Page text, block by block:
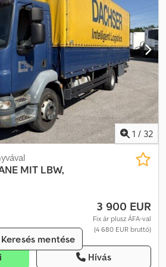
bolgárul. Minden adat tájékoztató
tartozékokat is beleértve, garancia
1 / 32
MIT LBW,
3 900 EUR
Fix ár plusz ÁFA-val
(4 680 EUR bruttó)
Hívás
Keresés mentése